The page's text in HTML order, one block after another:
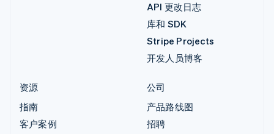
API 更改日志
库和 SDK
Stripe Projects
开发人员博客
资源
指南
客户案例
公司
产品路线图
招聘